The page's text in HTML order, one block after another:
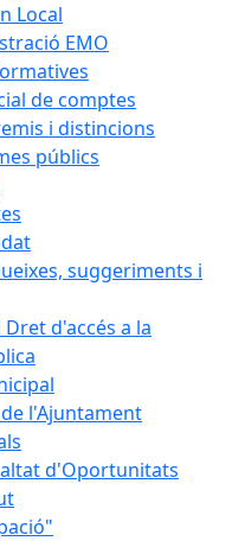
Local
EMO
de comptes
i distincions
públics
suggeriments i
d'accés a la
l'Ajuntament
d'Oportunitats